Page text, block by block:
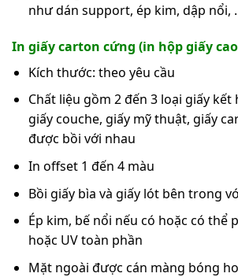
như dán support, ép kim, dập nổi,
In giấy carton cứng (in hộp giấy
Kích thước: theo yêu cầu
Chất liệu gồm 2 đến 3 loại giấy kết
giấy couche, giấy mỹ thuật, giấy
được bồi với nhau
In offset 1 đến 4 màu
Bồi giấy bìa và giấy lót bên trong
Ép kim, bế nổi nếu có hoặc có thể
hoặc UV toàn phần
Mặt ngoài được cán màng bóng